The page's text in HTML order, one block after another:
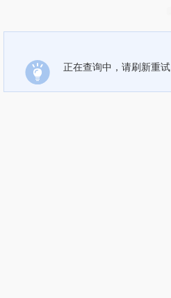
正在查询中，请刷新重试